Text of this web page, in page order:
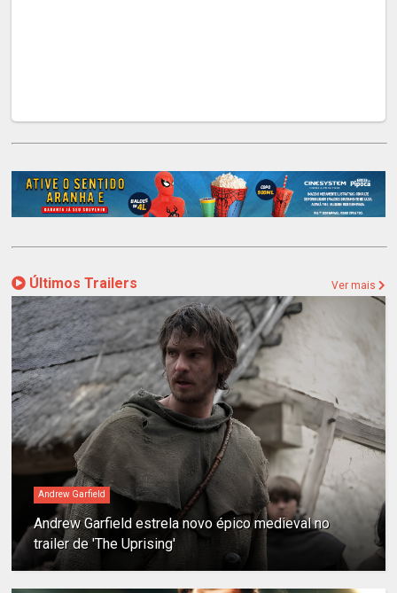
Últimos Trailers Ver mais
Andrew Garfield
Andrew Garfield estrela novo épico medieval no
trailer de 'The Uprising'